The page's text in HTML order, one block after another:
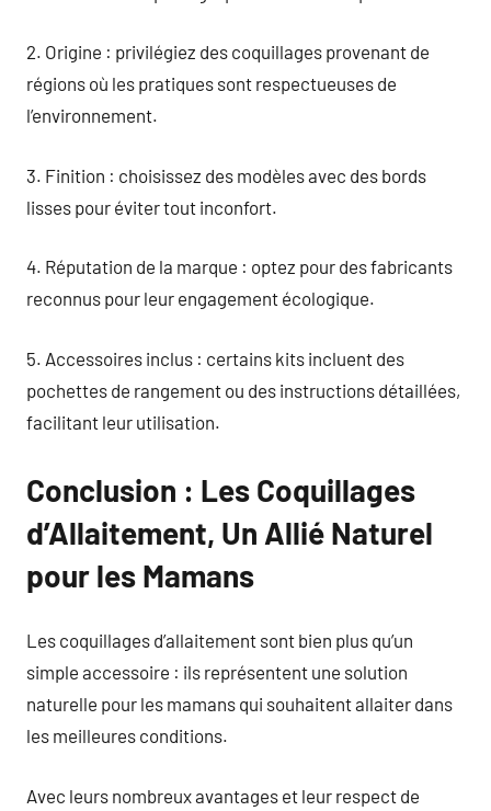
2. Origine : privilégiez des coquillages provenant de
régions où les pratiques sont respectueuses de
l’environnement.
3. Finition : choisissez des modèles avec des bords
lisses pour éviter tout inconfort.
4. Réputation de la marque : optez pour des fabricants
reconnus pour leur engagement écologique.
5. Accessoires inclus : certains kits incluent des
pochettes de rangement ou des instructions détaillées,
facilitant leur utilisation.
Conclusion : Les Coquillages
d’Allaitement, Un Allié Naturel
pour les Mamans
Les coquillages d’allaitement sont bien plus qu’un
simple accessoire : ils représentent une solution
naturelle pour les mamans qui souhaitent allaiter dans
les meilleures conditions.
Avec leurs nombreux avantages et leur respect de